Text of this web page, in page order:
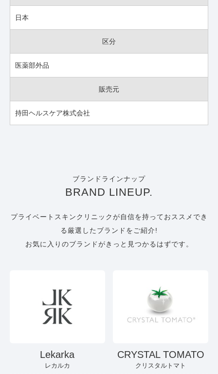
日本
区分
医薬部外品
販売元
持田ヘルスケア株式会社
ブランドラインナップ
BRAND LINEUP.
プライベートスキンクリニックが自信を持っておススメでき
る厳選したブランドをご紹介!
お気に入りのブランドがきっと見つかるはずです。
Lekarka
レカルカ
CRYSTAL TOMATO
クリスタルトマト